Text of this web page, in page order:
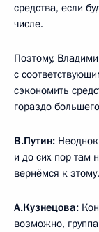
средства, если
числе.
Поэтому,
с
сэкономить
гораздо
В.Путин:
и до сих пор там
вернёмся к этому.
А.Кузнецова:
возможно,